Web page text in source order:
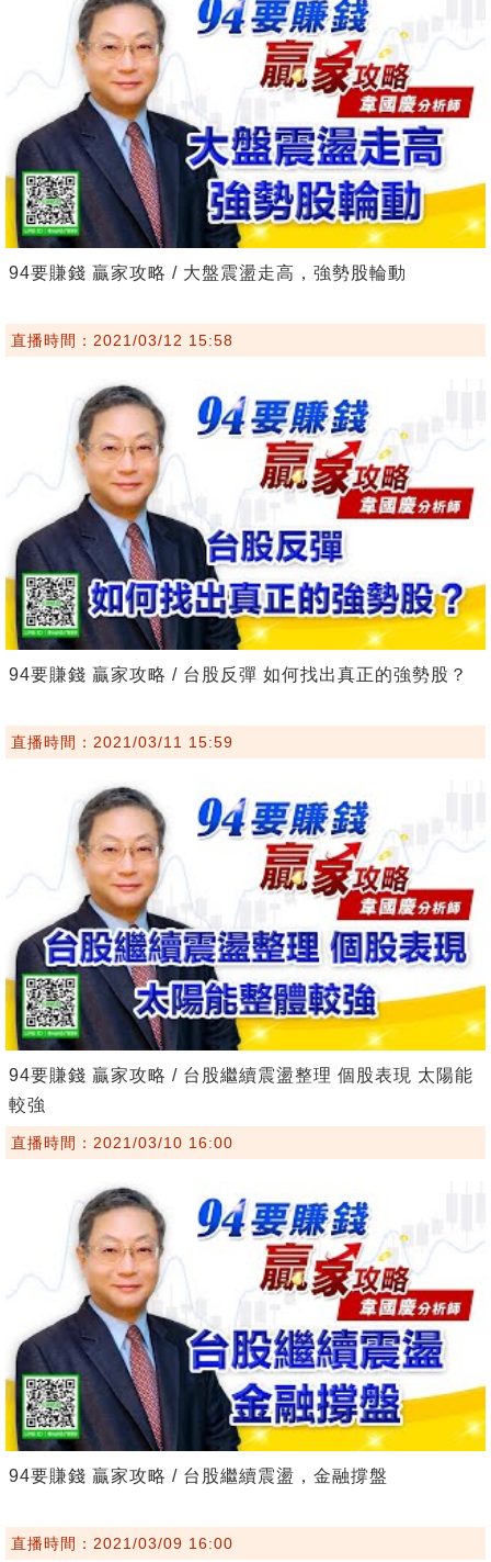
94要賺錢 贏家攻略 / 大盤震盪走高，強勢股輪動
直播時間：2021/03/12 15:58
94要賺錢 贏家攻略 / 台股反彈 如何找出真正的強勢股？
直播時間：2021/03/11 15:59
94要賺錢 贏家攻略 / 台股繼續震盪整理 個股表現 太陽能
較強
直播時間：2021/03/10 16:00
94要賺錢 贏家攻略 / 台股繼續震盪，金融撐盤
直播時間：2021/03/09 16:00